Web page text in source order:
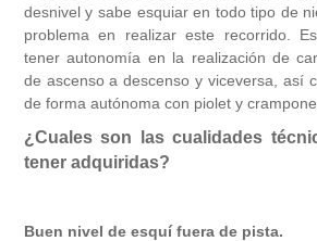
desnivel y sabe esquiar en todo tipo de
problema en realizar este recorrido.
tener autonomía en la realización de
de ascenso a descenso y viceversa, así
de forma autónoma con piolet y
¿Cuales son las cualidades
tener adquiridas?
Buen nivel de esquí fuera de pista.